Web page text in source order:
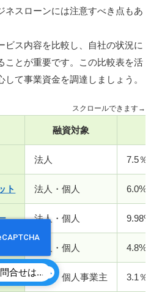
ネスローンには注意すべき点もあ
ビス内容を比較し、自社の状況に
ことが重要です。この比較表を活
て事業資金を調達しましょう。
スクロールできます→
融資対象
法人 7.5％～
ト 法人・個人 6.0%〜
法人・個人 9.98%
法人・個人 4.8%～
法人・個人事業主 3.1％～
お申し込み・お問合せはこちら